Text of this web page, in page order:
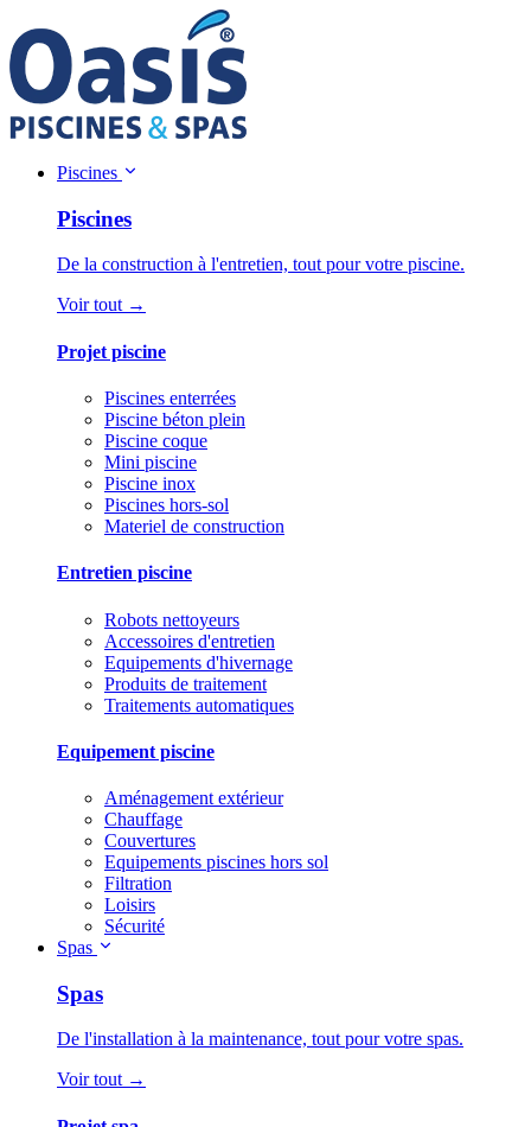
Piscines
Piscines
De la construction à l'entretien, tout pour votre piscine.
Voir tout →
Projet piscine
Piscines enterrées
Piscine béton plein
Piscine coque
Mini piscine
Piscine inox
Piscines hors-sol
Materiel de construction
Entretien piscine
Robots nettoyeurs
Accessoires d'entretien
Equipements d'hivernage
Produits de traitement
Traitements automatiques
Equipement piscine
Aménagement extérieur
Chauffage
Couvertures
Equipements piscines hors sol
Filtration
Loisirs
Sécurité
Spas
Spas
De l'installation à la maintenance, tout pour votre spas.
Voir tout →